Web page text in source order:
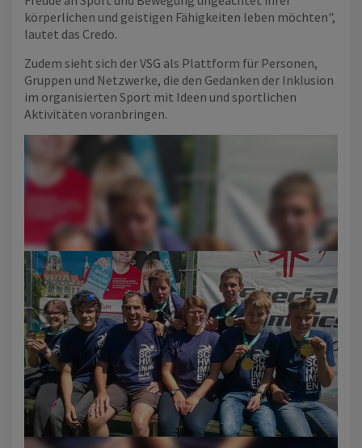
körperlichen und geistigen Fähigkeiten leben möchten",
lautet das Credo.
Zudem sieht sich der VSG als Plattform für Personen,
Gruppen und Netzwerke, die den Gedanken der Inklusion
im organisierten Sport mit Ideen und sportlichen
Aktivitäten voranbringen.